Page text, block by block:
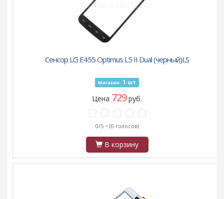
Сенсор LG E455 Optimus L5 II Dual (черный)LS
Магазин: 1 шт
Цена 729руб.
0/5 ~ (0 голосов)
В корзину